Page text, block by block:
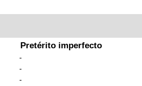
Pretérito imperfecto
-
-
-